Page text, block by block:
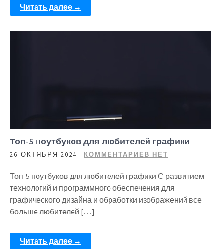
Читать далее →
Топ-5 ноутбуков для любителей графики
26 ОКТЯБРЯ 2024 КОММЕНТАРИЕВ НЕТ
Топ-5 ноутбуков для любителей графики С развитием
технологий и программного обеспечения для
графического дизайна и обработки изображений все
больше любителей […]
Читать далее →